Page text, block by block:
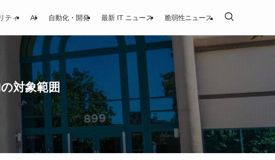
ティ AI 自動化・開発 最新 IT ニュース 脆弱性ニュース
対象範囲